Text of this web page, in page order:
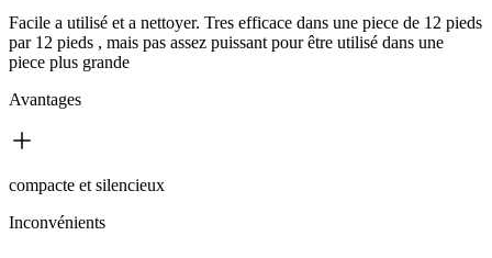
Facile a utilisé et a nettoyer. Tres efficace dans une piece de 12 pieds
par 12 pieds , mais pas assez puissant pour être utilisé dans une
piece plus grande
Avantages
compacte et silencieux
Inconvénients